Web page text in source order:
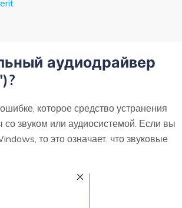
аудиодрайвер
которое средство устранения
звуком или аудиосистемой. Если вы
то это означает, что звуковые